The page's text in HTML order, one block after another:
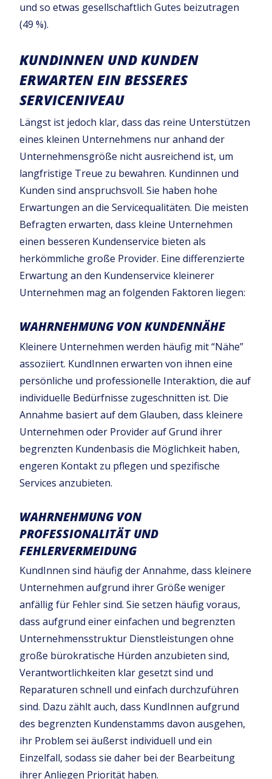
und so etwas gesellschaftlich Gutes beizutragen
(49 %).
KUNDINNEN UND KUNDEN
ERWARTEN EIN BESSERES
SERVICENIVEAU
Längst ist jedoch klar, dass das reine Unterstützen
eines kleinen Unternehmens nur anhand der
Unternehmensgröße nicht ausreichend ist, um
langfristige Treue zu bewahren. Kundinnen und
Kunden sind anspruchsvoll. Sie haben hohe
Erwartungen an die Servicequalitäten. Die meisten
Befragten erwarten, dass kleine Unternehmen
einen besseren Kundenservice bieten als
herkömmliche große Provider. Eine differenzierte
Erwartung an den Kundenservice kleinerer
Unternehmen mag an folgenden Faktoren liegen:
WAHRNEHMUNG VON KUNDENNÄHE
Kleinere Unternehmen werden häufig mit “Nähe”
assoziiert. KundInnen erwarten von ihnen eine
persönliche und professionelle Interaktion, die auf
individuelle Bedürfnisse zugeschnitten ist. Die
Annahme basiert auf dem Glauben, dass kleinere
Unternehmen oder Provider auf Grund ihrer
begrenzten Kundenbasis die Möglichkeit haben,
engeren Kontakt zu pflegen und spezifische
Services anzubieten.
WAHRNEHMUNG VON
PROFESSIONALITÄT UND
FEHLERVERMEIDUNG
KundInnen sind häufig der Annahme, dass kleinere
Unternehmen aufgrund ihrer Größe weniger
anfällig für Fehler sind. Sie setzen häufig voraus,
dass aufgrund einer einfachen und begrenzten
Unternehmensstruktur Dienstleistungen ohne
große bürokratische Hürden anzubieten sind,
Verantwortlichkeiten klar gesetzt sind und
Reparaturen schnell und einfach durchzuführen
sind. Dazu zählt auch, dass KundInnen aufgrund
des begrenzten Kundenstamms davon ausgehen,
ihr Problem sei äußerst individuell und ein
Einzelfall, sodass sie daher bei der Bearbeitung
ihrer Anliegen Priorität haben.